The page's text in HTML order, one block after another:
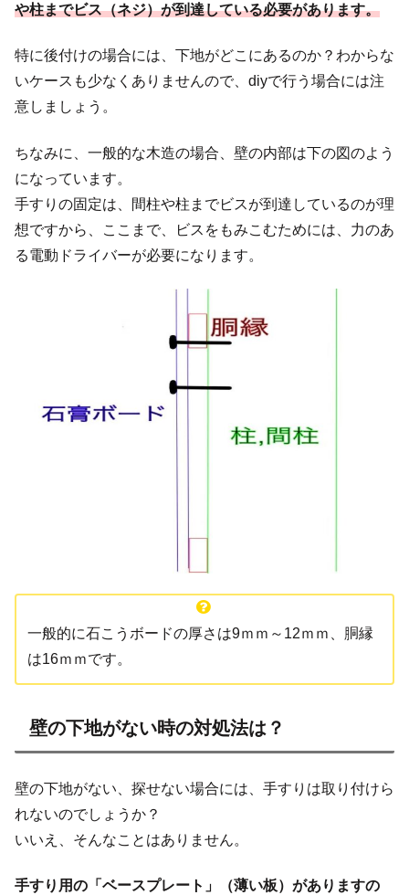
や柱までビス（ネジ）が到達している必要があります。
特に後付けの場合には、下地がどこにあるのか？わからな
いケースも少なくありませんので、diyで行う場合には注
意しましょう。
ちなみに、一般的な木造の場合、 壁の内部は下の図のよう
になっています。
手すりの固定は、間柱や柱までビスが到達しているのが理
想ですから、ここまで、ビスをもみこむためには、力のあ
る電動ドライバーが必要になります。
一般的に石こうボードの厚さは9ｍｍ～12ｍｍ、胴縁
は16ｍｍです。
壁の下地がない時の対処法は？
壁の下地がない、探せない場合には、手すりは取り付けら
れないのでしょうか？
いいえ、そんなことはありません。
手すり用の「ベースプレート」（薄い板）がありますの